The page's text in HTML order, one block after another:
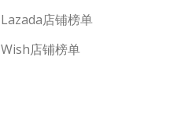
Lazada店铺榜单
Wish店铺榜单